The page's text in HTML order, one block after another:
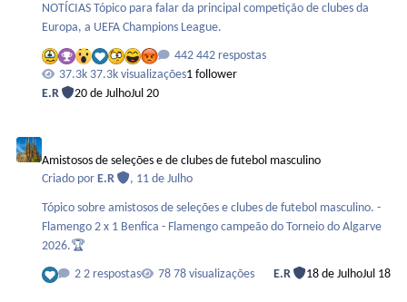
NOTÍCIAS Tópico para falar da principal competição de clubes da
Europa, a UEFA Champions League.
442 respostas
37.3k visualizações1 follower
E.R
20 de JulhoJul 20
Amistosos de seleções e de clubes de futebol masculino
Criado porE.R , 11 de Julho
Tópico sobre amistosos de seleções e clubes de futebol masculino. -
Flamengo 2 x 1 Benfica - Flamengo campeão do Torneio do Algarve
2026.🏆
2 respostas 78 visualizações E.R 18 de JulhoJul 18